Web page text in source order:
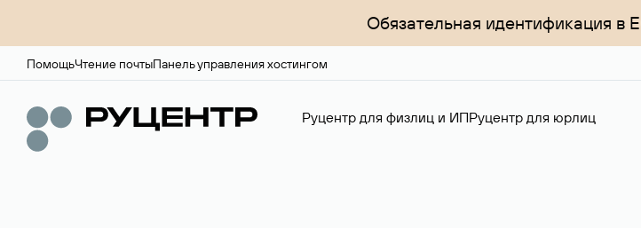
Обязательная идентификация в
ПомощьЧтение почтыПанель управления хостингом
Руцентр для физлиц и ИПРуцентр для юрлиц